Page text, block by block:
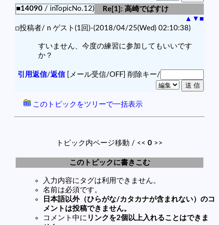
■14090 / inTopicNo.12)
Re[1]: 高崎でばすけ
▲ ▼ ■
□投稿者/ n ゲスト(1回)-(2018/04/25(Wed) 02:10:38)
すいません、今度の練習に参加してもいいです
か？
引用返信/返信[メール受信/OFF] 削除キー/
このトピックをツリーで一括表示
トピック内ページ移動 / << 0 >>
このトピックに書きこむ
入力内容にタグは利用できません。
名前は必須です。
日本語以外（ひらがな/カタカナが含まれない）のコ
メントは投稿できません。
コメント中に リンクを2個以上入れることはできま